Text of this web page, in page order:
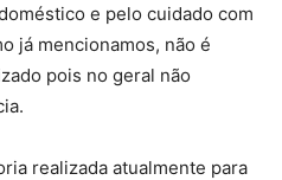
e pelo cuidado com
já mencionamos, não é
pois no geral não
realizada atualmente para